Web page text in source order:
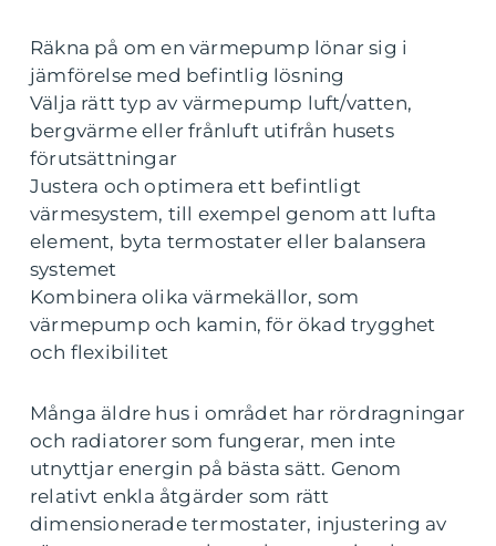
Räkna på om en värmepump lönar sig i
jämförelse med befintlig lösning
Välja rätt typ av värmepump luft/vatten,
bergvärme eller frånluft utifrån husets
förutsättningar
Justera och optimera ett befintligt
värmesystem, till exempel genom att lufta
element, byta termostater eller balansera
systemet
Kombinera olika värmekällor, som
värmepump och kamin, för ökad trygghet
och flexibilitet
Många äldre hus i området har rördragningar
och radiatorer som fungerar, men inte
utnyttjar energin på bästa sätt. Genom
relativt enkla åtgärder som rätt
dimensionerade termostater, injustering av